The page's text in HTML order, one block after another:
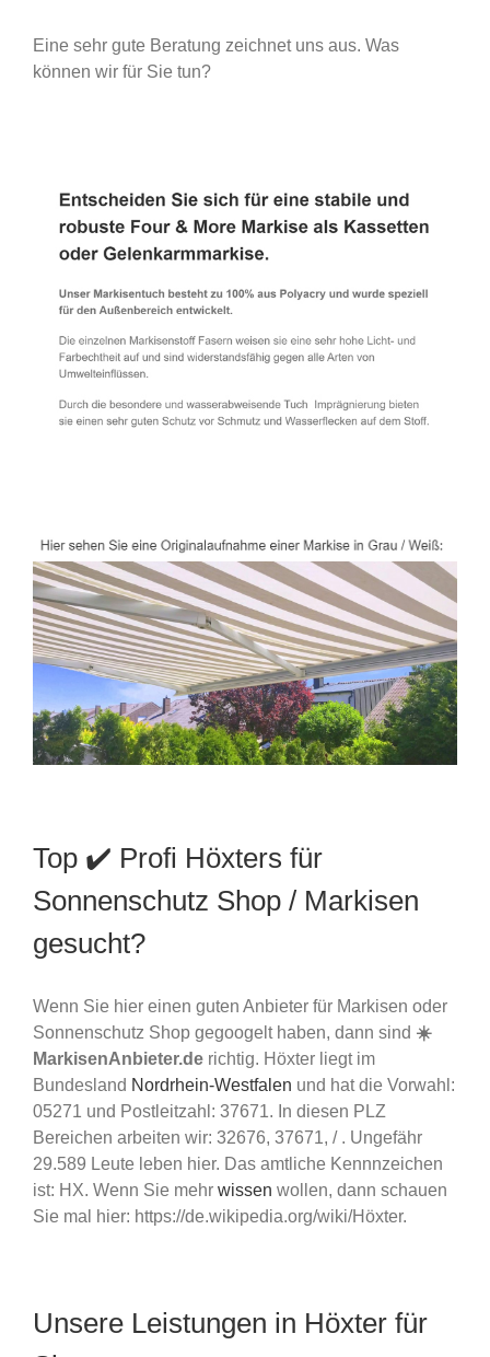
Eine sehr gute Beratung zeichnet uns aus. Was
können wir für Sie tun?
Top ✔️ Profi Höxters für
Sonnenschutz Shop / Markisen
gesucht?
Wenn Sie hier einen guten Anbieter für Markisen oder
Sonnenschutz Shop gegoogelt haben, dann sind ☀️
MarkisenAnbieter.de richtig. Höxter liegt im
Bundesland Nordrhein-Westfalen und hat die Vorwahl:
05271 und Postleitzahl: 37671. In diesen PLZ
Bereichen arbeiten wir: 32676, 37671, / . Ungefähr
29.589 Leute leben hier. Das amtliche Kennnzeichen
ist: HX. Wenn Sie mehr wissen wollen, dann schauen
Sie mal hier: https://de.wikipedia.org/wiki/Höxter.
Unsere Leistungen in Höxter für